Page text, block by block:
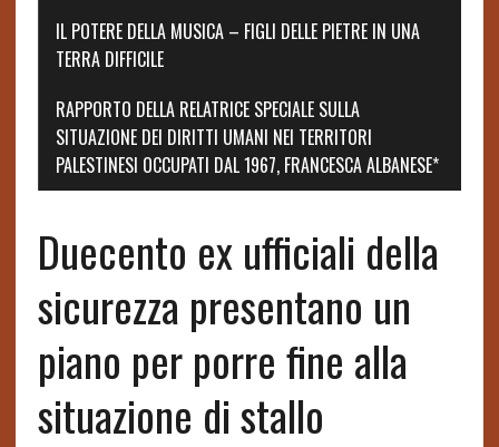
IL POTERE DELLA MUSICA – FIGLI DELLE PIETRE IN UNA
TERRA DIFFICILE
RAPPORTO DELLA RELATRICE SPECIALE SULLA
SITUAZIONE DEI DIRITTI UMANI NEI TERRITORI
PALESTINESI OCCUPATI DAL 1967, FRANCESCA ALBANESE*
Duecento ex ufficiali della
sicurezza presentano un
piano per porre fine alla
situazione di stallo